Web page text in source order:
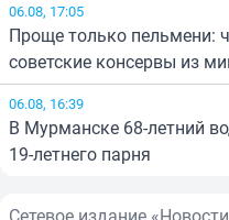
06.08, 17:05
Проще только пельмени:
советские консервы из
06.08, 16:39
В Мурманске 68-летний
19-летнего парня